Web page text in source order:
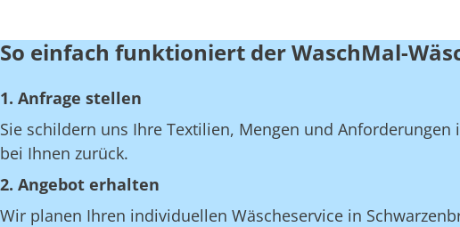
So einfach funktioniert der WaschMal-
1. Anfrage stellen
Sie schildern uns Ihre Textilien, Mengen und
bei Ihnen zurück.
2. Angebot erhalten
Wir planen Ihren individuellen Wäscheservice in